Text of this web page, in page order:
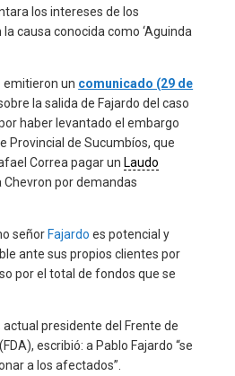
los intereses de los
causa conocida como ‘Aguinda
emitieron un comunicado (29 de
la salida de Fajardo del caso
haber levantado el embargo
Provincial de Sucumbíos, que
Correa pagar unLaudo
Chevron por demandas
señorFajardo es potencial y
ante sus propios clientes por
por el total de fondos que se
actual presidente del Frente de
escribió: a Pablo Fajardo “se
a los afectados”.